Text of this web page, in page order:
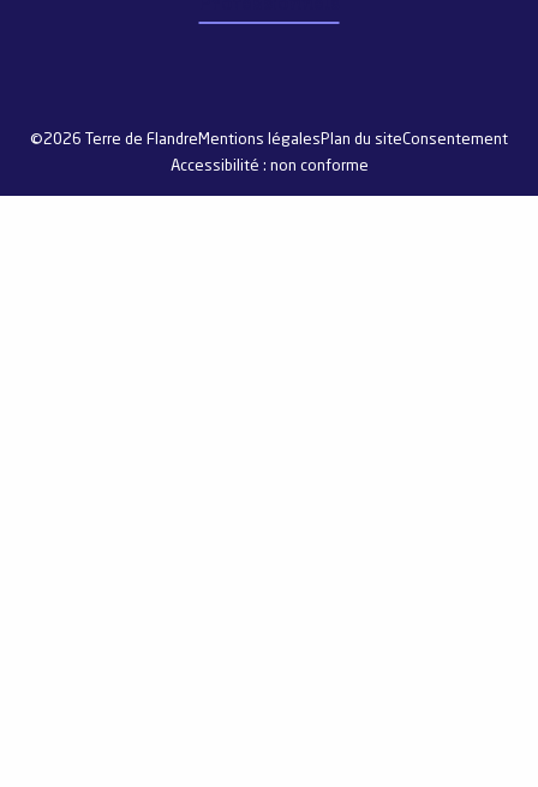
©2026 Terre de Flandre Mentions légales Plan du siteConsentement
Accessibilité : non conforme